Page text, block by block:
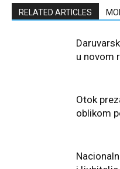
RELATED ARTICLES
u novom
Otok
oblikom